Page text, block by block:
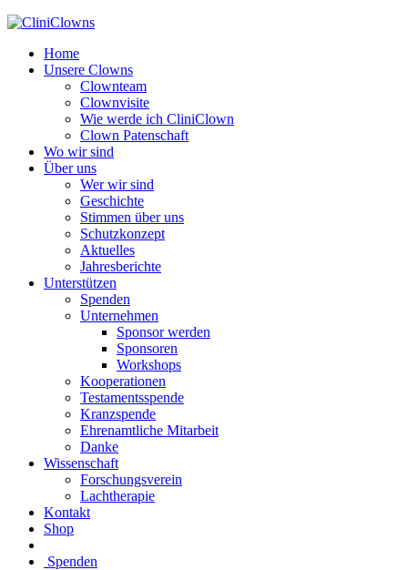
Home
Unsere Clowns
Clownteam
Clownvisite
Wie werde ich CliniClown
Clown Patenschaft
Wo wir sind
Über uns
Wer wir sind
Geschichte
Stimmen über uns
Schutzkonzept
Aktuelles
Jahresberichte
Unterstützen
Spenden
Unternehmen
Sponsor werden
Sponsoren
Workshops
Kooperationen
Testamentsspende
Kranzspende
Ehrenamtliche Mitarbeit
Danke
Wissenschaft
Forschungsverein
Lachtherapie
Kontakt
Shop
Spenden